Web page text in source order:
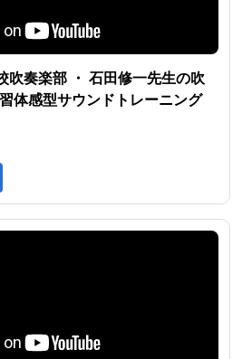
奏楽部 ・ 石田修一先生の吹
体感型サウンドトレーニング